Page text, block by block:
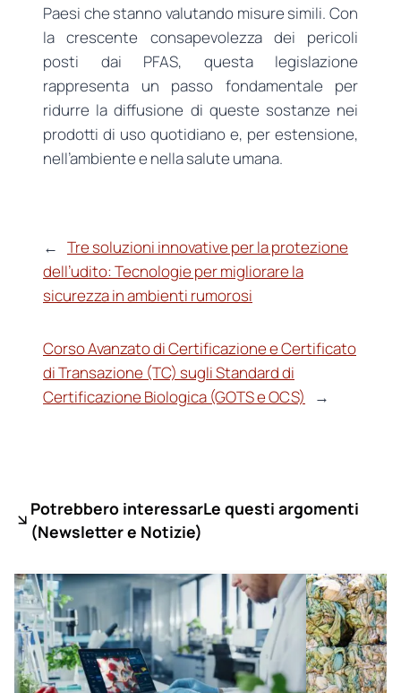
Paesi che stanno valutando misure simili. Con
la crescente consapevolezza dei pericoli
posti dai PFAS, questa legislazione
rappresenta un passo fondamentale per
ridurre la diffusione di queste sostanze nei
prodotti di uso quotidiano e, per estensione,
nell’ambiente e nella salute umana.
← Tre soluzioni innovative per la protezione
dell’udito: Tecnologie per migliorare la
sicurezza in ambienti rumorosi
Corso Avanzato di Certificazione e Certificato
di Transazione (TC) sugli Standard di
Certificazione Biologica (GOTS e OCS)
→
Potrebbero interessarLe questi argomenti
(Newsletter e Notizie)